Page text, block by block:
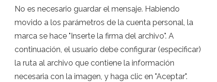
No es necesario guardar el mensaje. Habiendo
movido a los parámetros de la cuenta personal, la
marca se hace "Inserte la firma del archivo". A
continuación, el usuario debe configurar (especificar)
la ruta al archivo que contiene la información
necesaria con la imagen, y haga clic en "Aceptar".